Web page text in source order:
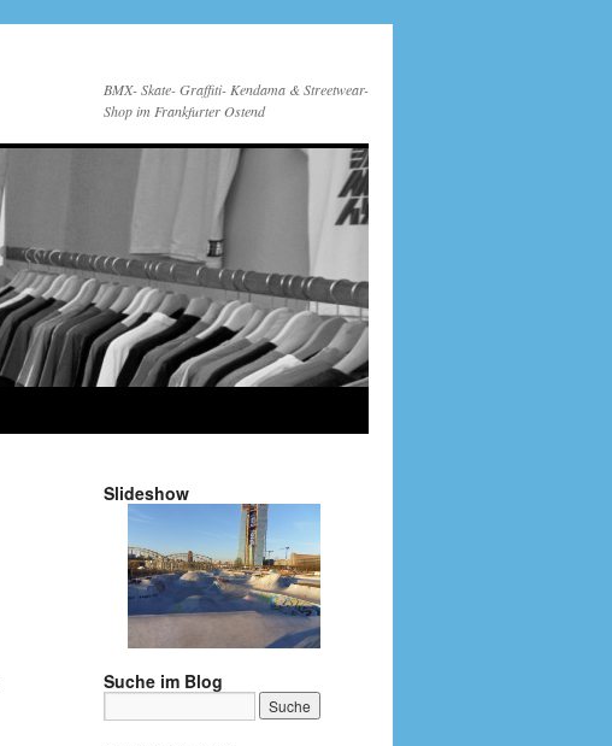
BMX- Skate- Graffiti- Kendama & Streetwear-
Shop im Frankfurter Ostend
Slideshow
Suche im Blog